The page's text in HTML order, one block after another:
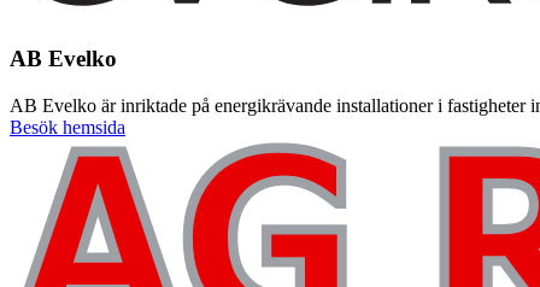
AB Evelko
AB Evelko är inriktade på energikrävande installationer i
Besök hemsida